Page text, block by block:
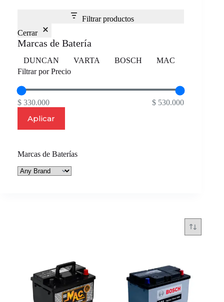
Filtrar productos
Cerrar
Marcas de Batería
Marca
DUNCAN VARTA BOSCH
MAC
Filtrar por Precio
$ 330.000 $ 530.000
Aplicar
Marcas de Baterías